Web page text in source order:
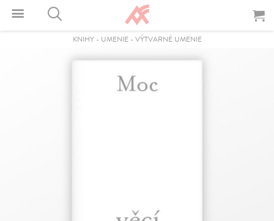
KNIHY- UMENIE- VÝTVARNÉ UMENIE